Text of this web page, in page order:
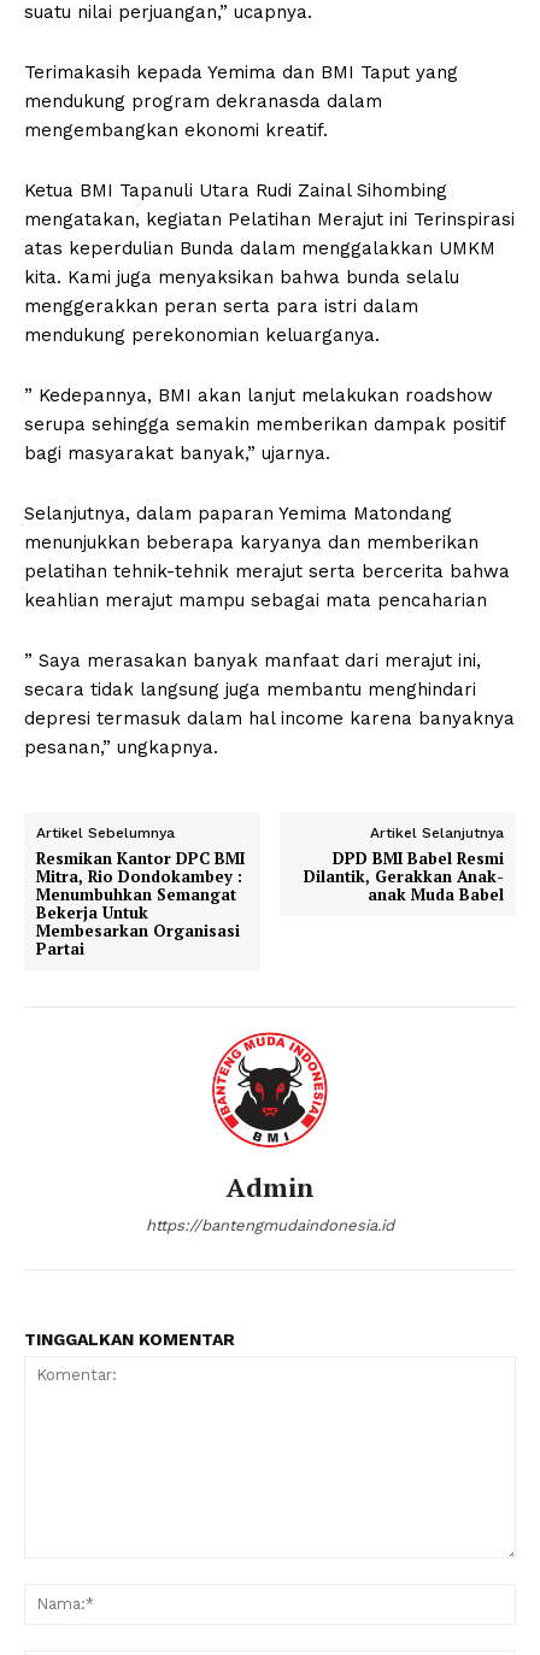
suatu nilai perjuangan,” ucapnya.
Terimakasih kepada Yemima dan BMI Taput yang
mendukung program dekranasda dalam
mengembangkan ekonomi kreatif.
Ketua BMI Tapanuli Utara Rudi Zainal Sihombing
mengatakan, kegiatan Pelatihan Merajut ini Terinspirasi
atas keperdulian Bunda dalam menggalakkan UMKM
kita. Kami juga menyaksikan bahwa bunda selalu
menggerakkan peran serta para istri dalam
mendukung perekonomian keluarganya.
” Kedepannya, BMI akan lanjut melakukan roadshow
serupa sehingga semakin memberikan dampak positif
bagi masyarakat banyak,” ujarnya.
Selanjutnya, dalam paparan Yemima Matondang
menunjukkan beberapa karyanya dan memberikan
pelatihan tehnik-tehnik merajut serta bercerita bahwa
keahlian merajut mampu sebagai mata pencaharian
” Saya merasakan banyak manfaat dari merajut ini,
secara tidak langsung juga membantu menghindari
depresi termasuk dalam hal income karena banyaknya
pesanan,” ungkapnya.
Artikel Sebelumnya
Resmikan Kantor DPC BMI
Mitra, Rio Dondokambey :
Menumbuhkan Semangat
Bekerja Untuk
Membesarkan Organisasi
Partai
Artikel Selanjutnya
DPD BMI Babel Resmi
Dilantik, Gerakkan Anak-
anak Muda Babel
Admin
https://bantengmudaindonesia.id
TINGGALKAN KOMENTAR